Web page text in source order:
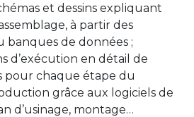
et dessins expliquant
à partir des
banques de données ;
d’exécution en détail de
pour chaque étape du
grâce aux logiciels de
d’usinage, montage…